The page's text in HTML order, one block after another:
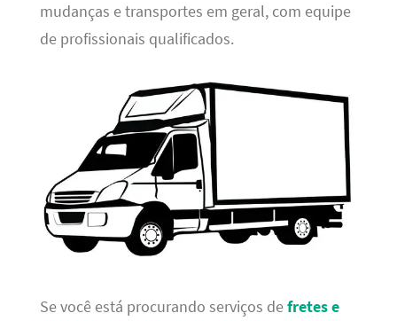
mudanças e transportes em geral, com equipe
de profissionais qualificados.
Se você está procurando serviços defretes e